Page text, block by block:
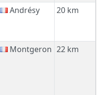
Andrésy 20 km
Montgeron 22 km